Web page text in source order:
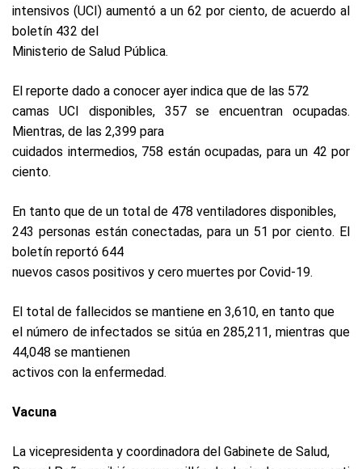
intensivos (UCI) aumentó a un 62 por ciento, de acuerdo al
boletín 432 del
Ministerio de Salud Pública.
El reporte dado a conocer ayer indica que de las 572
camas UCI disponibles, 357 se encuentran ocupadas.
Mientras, de las 2,399 para
cuidados intermedios, 758 están ocupadas, para un 42 por
ciento.
En tanto que de un total de 478 ventiladores disponibles,
243 personas están conectadas, para un 51 por ciento. El
boletín reportó 644
nuevos casos positivos y cero muertes por Covid-19.
El total de fallecidos se mantiene en 3,610, en tanto que
el número de infectados se sitúa en 285,211, mientras que
44,048 se mantienen
activos con la enfermedad.
Vacuna
La vicepresidenta y coordinadora del Gabinete de Salud,